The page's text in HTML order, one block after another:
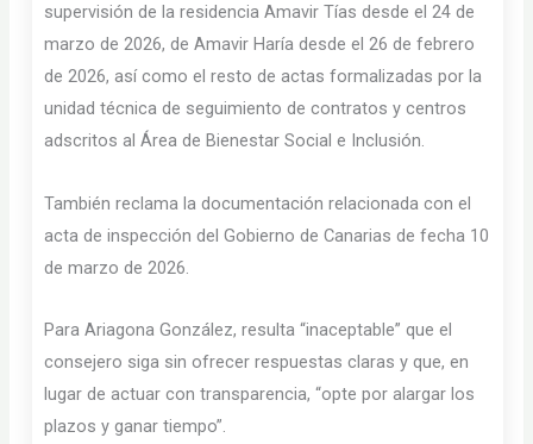
supervisión de la residencia Amavir Tías desde el 24 de
marzo de 2026, de Amavir Haría desde el 26 de febrero
de 2026, así como el resto de actas formalizadas por la
unidad técnica de seguimiento de contratos y centros
adscritos al Área de Bienestar Social e Inclusión.
También reclama la documentación relacionada con el
acta de inspección del Gobierno de Canarias de fecha 10
de marzo de 2026.
Para Ariagona González, resulta “inaceptable” que el
consejero siga sin ofrecer respuestas claras y que, en
lugar de actuar con transparencia, “opte por alargar los
plazos y ganar tiempo”.